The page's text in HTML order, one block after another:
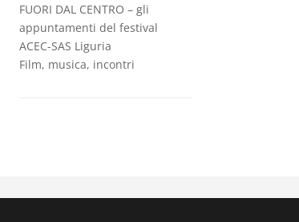
FUORI DAL CENTRO – gli
appuntamenti del festival
ACEC-SAS Liguria
Film, musica, incontri